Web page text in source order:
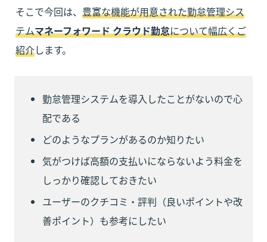
そこで今回は、 豊富な機能が用意された勤怠管理シス
テムマネーフォワード クラウド勤怠について幅広くご
紹介します。
勤怠管理システムを導入したことがないので心
配である
どのようなプランがあるのか知りたい
気がつけば高額の支払いにならないよう料金を
しっかり確認しておきたい
ユーザーのクチコミ・評判（良いポイントや改
善ポイント）も参考にしたい